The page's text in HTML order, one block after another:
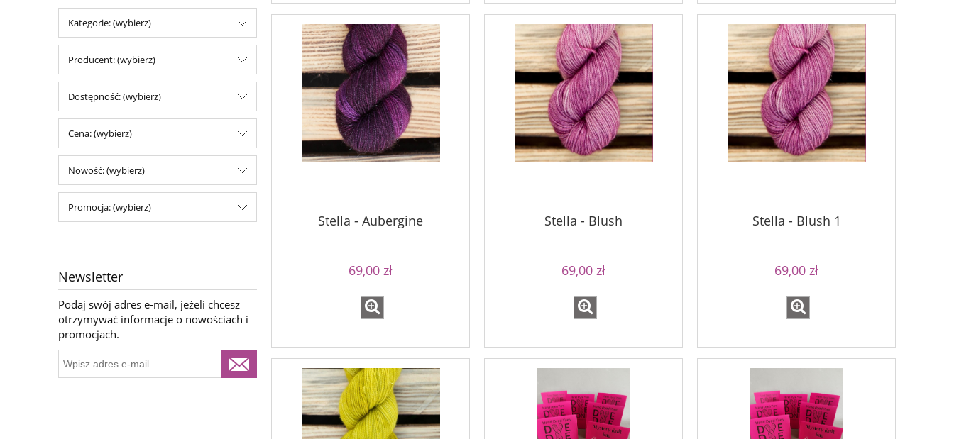
Kategorie: (wybierz)
Producent: (wybierz)
Dostępność: (wybierz)
Cena: (wybierz)
Nowość: (wybierz)
Promocja: (wybierz)
Newsletter
Podaj swój adres e-mail, jeżeli chcesz
otrzymywać informacje o nowościach i
promocjach.
Stella - Aubergine
69,00 zł
Stella - Blush
69,00 zł
Stella - Blush 1
69,00 zł